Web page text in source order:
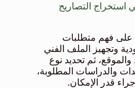
استخراج التصاريح
على فهم متطلبات
وتجهيز الملف الفني
ثم تحديد نوع
والدراسات المطلوبة،
قدر الإمكان.